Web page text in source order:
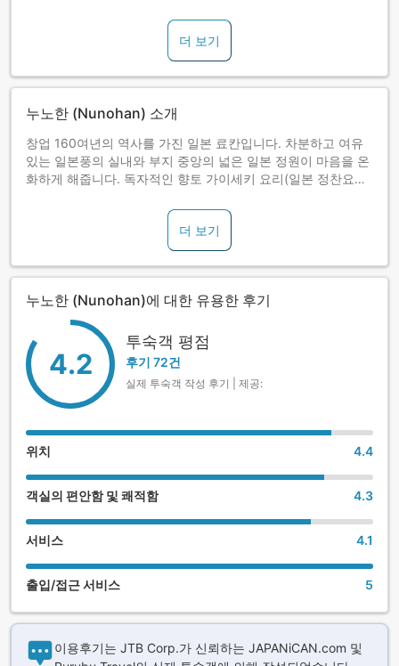
더 보기
누노한 (Nunohan) 소개
창업 160여년의 역사를 가진 일본 료칸입니다. 차분하고 여유
있는 일본풍의 실내와 부지 중앙의 넓은 일본 정원이 마음을 온
화하게 해줍니다. 독자적인 향토 가이세키 요리(일본 정찬요리)
더 보기
누노한 (Nunohan)에 대한 유용한 후기
4.2
투숙객 평점
후기 72건
실제 투숙객 작성 후기 | 제공:
위치 4.4
객실의 편안함 및 쾌적함 4.3
서비스 4.1
출입/접근 서비스 5
이용후기는 JTB Corp.가 신뢰하는 JAPANiCAN.com 및